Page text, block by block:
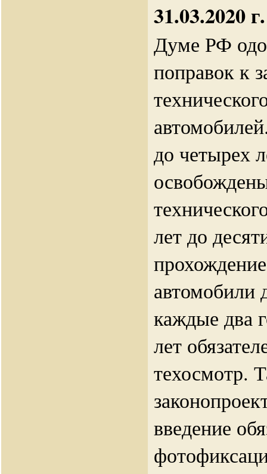
31.03.2020
Думе РФ
поправок к
до четырех
лет до
автомобили
каждые два
лет
техосмотр.
введение